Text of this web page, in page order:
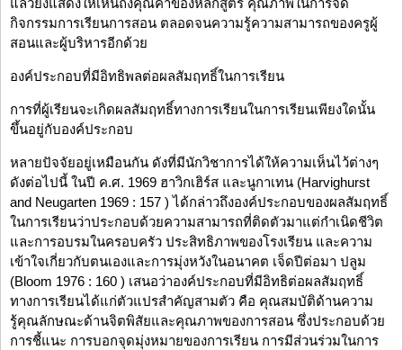
แล้วยังแสดงให้เห็นถึงคุณค่าของหลักสูตร คุณภาพในการจัด
กิจกรรมการเรียนการสอน ตลอดจนความรู้ความสามารถของครูผู้
สอนและผู้บริหารอีกด้วย
องค์ประกอบที่มีอิทธิพลต่อผลสัมฤทธิ์ในการเรียน
การที่ผู้เรียนจะเกิดผลสัมฤทธิ์ทางการเรียนในการเรียนเพียงใดนั้น
ขึ้นอยู่กับองค์ประกอบ
หลายปัจจัยอยู่เหมือนกัน ดังที่มีนักวิชาการได้ให้ความเห็นไว้ต่างๆ
ดังต่อไปนี้ ในปี ค.ศ. 1969 ฮาวิกเฮิร์ส และนูกาเทน (Harvighurst
and Neugarten 1969 : 157 ) ได้กล่าวถึงองค์ประกอบของผลสัมฤทธิ์
ในการเรียนว่าประกอบด้วยความสามารถที่ติดตัวมาแต่กำเนิดชีวิต
และการอบรมในครอบครัว ประสิทธิภาพของโรงเรียน และความ
เข้าใจเกี่ยวกับตนเองและการมุ่งหวังในอนาคต เจ็ดปีต่อมา ปลูม
(Bloom 1976 : 160 ) เสนอว่าองค์ประกอบที่มีอิทธิต่อผลสัมฤทธิ์
ทางการเรียนได้แก่ตัวแปรสำคัญสามตัว คือ คุณสมบัติด้านความ
รู้คุณลักษณะด้านจิตพิสัยและคุณภาพของการสอน ซึ่งประกอบด้วย
การชี้แนะ การบอกจุดมุ่งหมายของการเรียน การมีส่วนร่วมในการ